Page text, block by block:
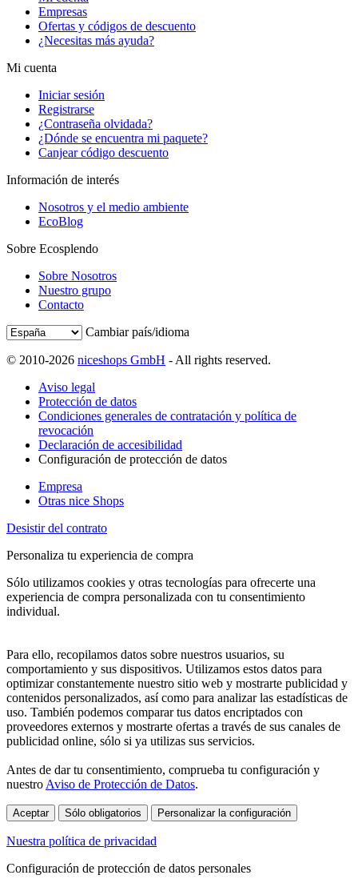
Empresas
Ofertas y códigos de descuento
¿Necesitas más ayuda?
Mi cuenta
Iniciar sesión
Registrarse
¿Contraseña olvidada?
¿Dónde se encuentra mi paquete?
Canjear código descuento
Información de interés
Nosotros y el medio ambiente
EcoBlog
Sobre Ecosplendo
Sobre Nosotros
Nuestro grupo
Contacto
Cambiar país/idioma
© 2010-2026 niceshops GmbH - All rights reserved.
Aviso legal
Protección de datos
Condiciones generales de contratación y política de
revocación
Declaración de accesibilidad
Configuración de protección de datos
Empresa
Otras nice Shops
Desistir del contrato
Personaliza tu experiencia de compra
Sólo utilizamos cookies y otras tecnologías para ofrecerte una
experiencia de compra personalizada con tu consentimiento
individual.
Para ello, recopilamos datos sobre nuestros usuarios, su
comportamiento y sus dispositivos. Utilizamos estos datos para
optimizar constantemente nuestro sitio web y mostrarte publicidad y
contenidos personalizados, así como para analizar las estadísticas de
uso. También podemos comparar tus datos encriptados con
proveedores externos y mostrarte ofertas a través de sus canales de
publicidad online, sólo si ya utilizas sus servicios.
Antes de dar tu consentimiento, comprueba tu configuración y
nuestro Aviso de Protección de Datos.
Aceptar Sólo obligatorios Personalizar la configuración
Nuestra política de privacidad
Configuración de protección de datos personales